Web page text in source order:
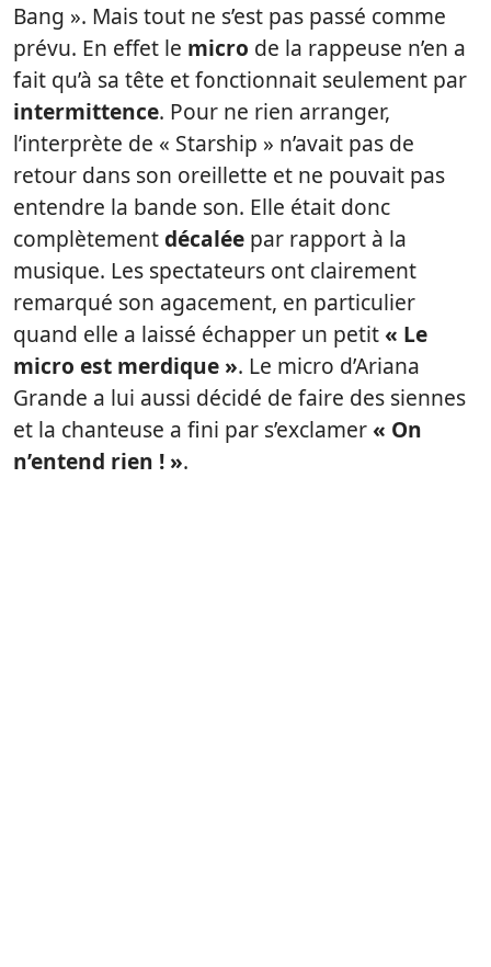
Bang ». Mais tout ne s’est pas passé comme
prévu. En effet le micro de la rappeuse n’en a
fait qu’à sa tête et fonctionnait seulement par
intermittence. Pour ne rien arranger,
l’interprète de « Starship » n’avait pas de
retour dans son oreillette et ne pouvait pas
entendre la bande son. Elle était donc
complètementdécalée par rapport à la
musique. Les spectateurs ont clairement
remarqué son agacement, en particulier
quand elle a laissé échapper un petit« Le
micro est merdique ». Le micro d’Ariana
Grande a lui aussi décidé de faire des siennes
et la chanteuse a fini par s’exclamer« On
n’entend rien ! ».